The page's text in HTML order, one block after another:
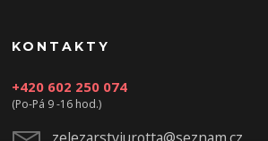
KONTAKTY
+420 602 250 074
(Po-Pá 9 -16 hod.)